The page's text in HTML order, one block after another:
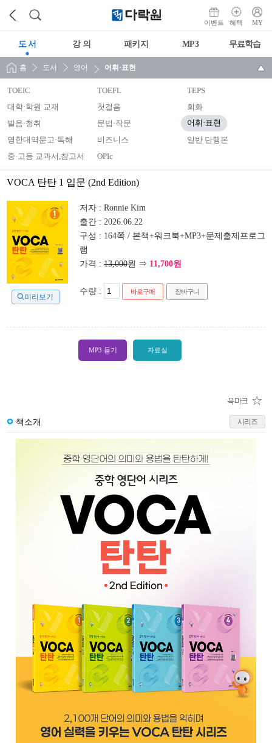
이벤트 혜택 MY
도 서 강 의 패키지 MP3 무료학습
홈 도서 영어 어휘·표현
TOEIC TOEFL
TEPS
대학·학원 교재
첫걸음
회화
발음·청취
문법·작문 어휘·표현
영한대역문고·독해 비즈니스
일반 단행본
중·고등 교과서,참고서
OPIc
VOCA 탄탄 1 입문 (2nd Edition)
미리보기
저자 : Ronnie Kim
출간 : 2026.06.22
구성 : 164쪽 / 본책+워크북+MP3+문제출제프로그
램
가격 : 13,000원 ⇒ 11,700원
수량 : 바로구매 장바구니
MP3 듣기 자료실
책소개 시리즈